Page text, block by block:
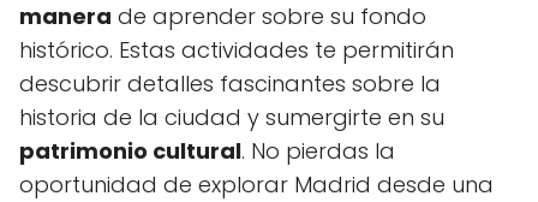
manera de aprender sobre su fondo
histórico. Estas actividades te permitirán
descubrir detalles fascinantes sobre la
historia de la ciudad y sumergirte en su
patrimonio cultural. No pierdas la
oportunidad de explorar Madrid desde una